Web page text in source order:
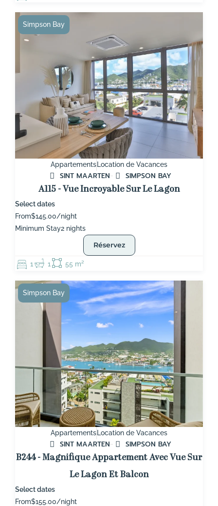
Appartements Location de Vacances
SINT MAARTEN
SIMPSON BAY
A115 - Vue Incroyable Sur Le Lagon
Select dates
From$145.00/night
Minimum Stay2 nights
Réservez
1 1 55 m²
Simpson Bay
Appartements Location de Vacances
SINT MAARTEN
SIMPSON BAY
B244 - Magnifique Appartement Avec Vue Sur
Le Lagon Et Balcon
Select dates
From$155.00/night
Simpson Bay